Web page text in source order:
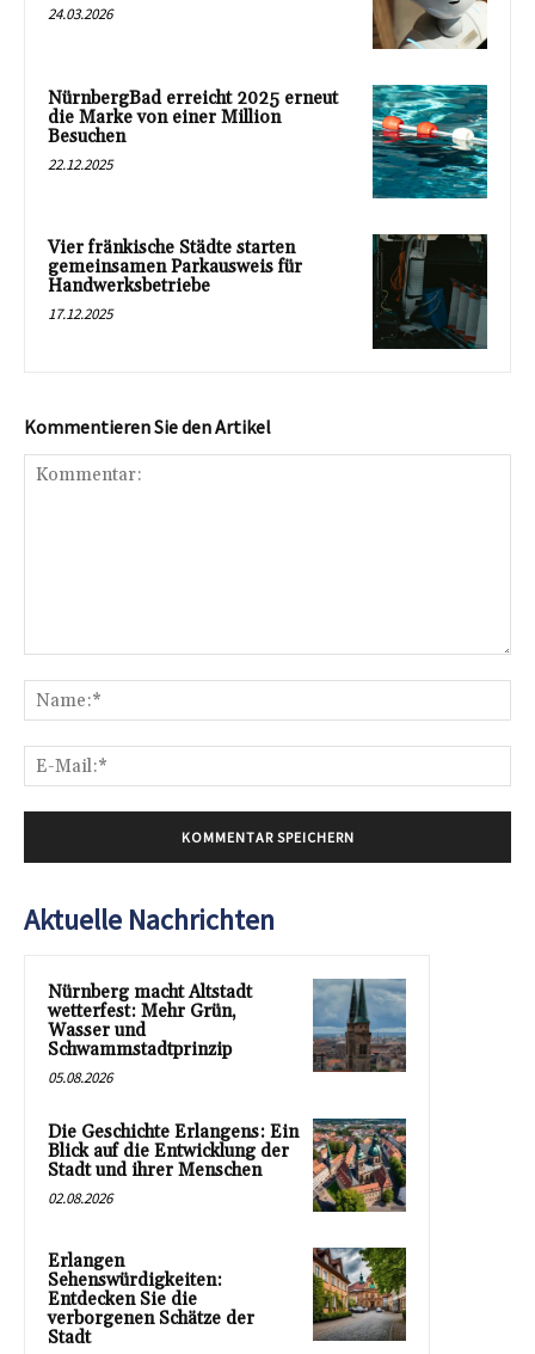
24.03.2026
NürnbergBad erreicht 2025 erneut
die Marke von einer Million
Besuchen
22.12.2025
Vier fränkische Städte starten
gemeinsamen Parkausweis für
Handwerksbetriebe
17.12.2025
Kommentieren Sie den Artikel
Aktuelle Nachrichten
Nürnberg macht Altstadt
wetterfest: Mehr Grün,
Wasser und
Schwammstadtprinzip
05.08.2026
Die Geschichte Erlangens: Ein
Blick auf die Entwicklung der
Stadt und ihrer Menschen
02.08.2026
Erlangen
Sehenswürdigkeiten:
Entdecken Sie die
verborgenen Schätze der
Stadt